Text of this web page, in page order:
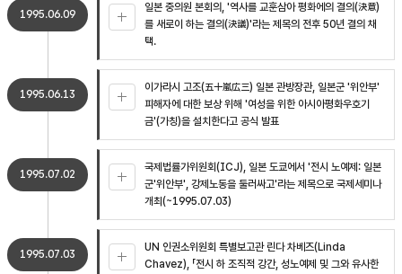
1995.06.09
일본 중의원 본회의, '역사를 교훈삼아 평화에의 결의(決意)
를 새로이 하는 결의(決議)'라는 제목의 전후 50년 결의 채
택.
1995.06.13
이가라시 고조(五十嵐広三) 일본 관방장관, 일본군 '위안부'
피해자에 대한 보상 위해 '여성을 위한 아시아평화우호기
금'(가칭)을 설치한다고 공식 발표
1995.07.02
국제법률가위원회(ICJ), 일본 도쿄에서 '전시 노예제: 일본
군'위안부', 강제노동을 둘러싸고'라는 제목으로 국제세미나
개최(~1995.07.03)
1995.07.03
UN 인권소위원회 특별보고관 린다 차베즈(Linda
Chavez), 「전시 하 조직적 강간, 성노예제 및 그와 유사한